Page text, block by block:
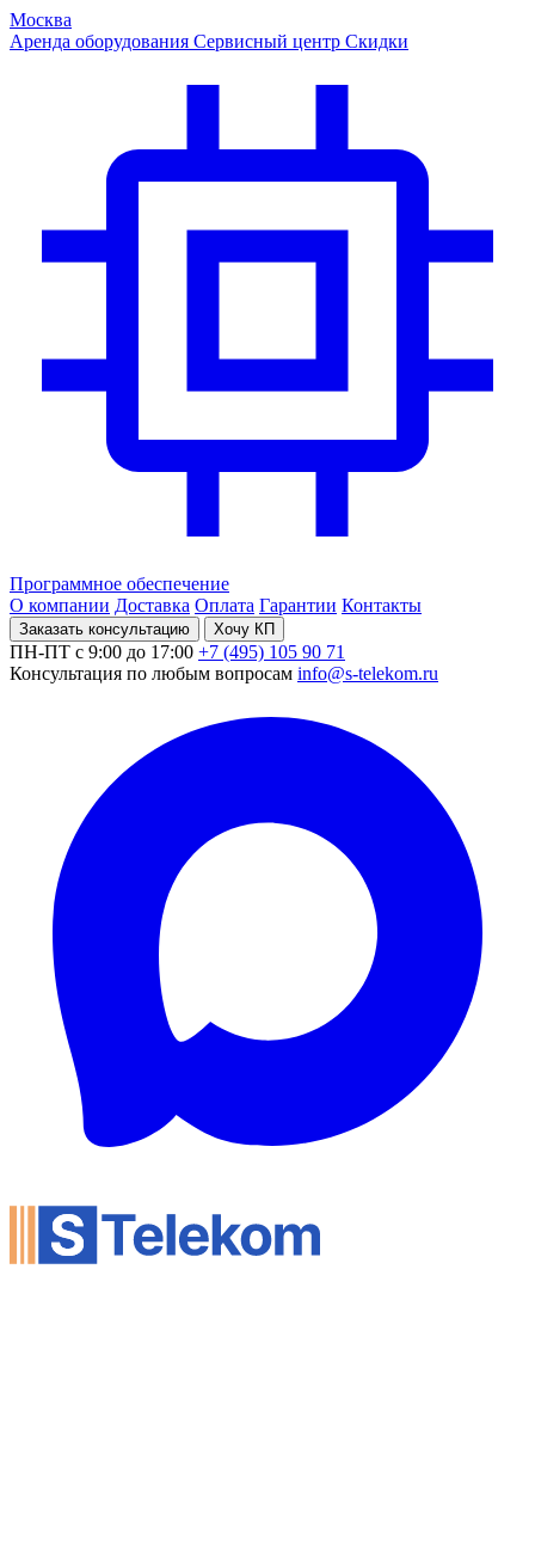
Москва
Аренда оборудования Сервисный центр Скидки
Программное обеспечение
О компании Доставка Оплата Гарантии Контакты
Заказать консультацию Хочу КП
ПН-ПТ с 9:00 до 17:00 +7 (495) 105 90 71
Консультация по любым вопросам info@s-telekom.ru